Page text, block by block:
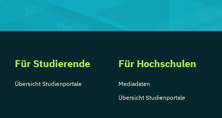
Für Studierende
Übersicht Studienportale
Für Hochschulen
Mediadaten
Übersicht Studienportale